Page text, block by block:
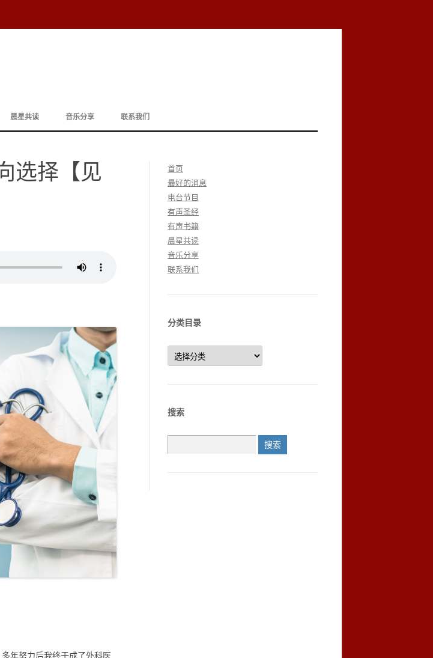
至
文
晨星共读 音乐分享 联系我们
选择【见
年努力后我终于成了外科医
首页
最好的消息
电台节目
有声圣经
有声书籍
晨星共读
音乐分享
联系我们
分类目录
分
类
目
搜索
索：